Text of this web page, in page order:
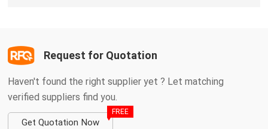
Haven't found the right supplier yet ? Let matching
verified suppliers find you.
Get Quotation Now
FREE
Request for Quotation